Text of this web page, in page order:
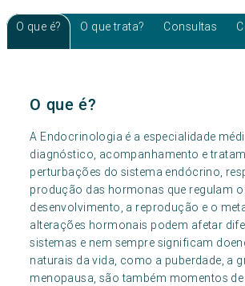
O que é? O que trata? Consultas
O que é?
A Endocrinologia é a especialidade
diagnóstico, acompanhamento e
perturbações do sistema endócrino,
produção das hormonas que regulam
desenvolvimento, a reprodução e o
alterações hormonais podem afetar
sistemas e nem sempre significam
naturais da vida, como a puberdade, a
menopausa, são também momentos